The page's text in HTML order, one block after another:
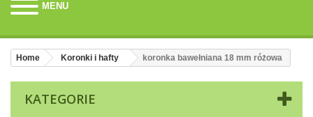
MENU
Home Koronki i hafty koronka bawełniana 18 mm różowa
KATEGORIE